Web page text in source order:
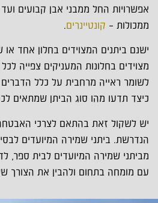
אפשרויות החל ממבני אבן קבועים ועד
ממכולות – קונטיינרים.
ישנם ביתנים המצוידים בחלון אחד או
מצוידים בחלונות המעניקים צפייה
לשומר ראייה מרחבית על כלל
כיצד תדעו מהו סוג הביתן שמתאים
יש לשקול זאת בהתאם לצרכי
הנדרשת. ביתני שמירה המיועדים
מביתני שמירה המיועדים לבית ספר,
עם מומחה בתחום ולהבין את הצורך